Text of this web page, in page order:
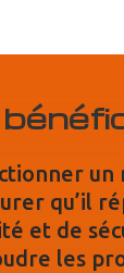
un
qu’il
et de
les